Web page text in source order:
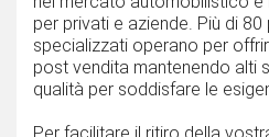
per privati e aziende. Più di
specializzati operano per
post vendita mantenendo alti
qualità per soddisfare le